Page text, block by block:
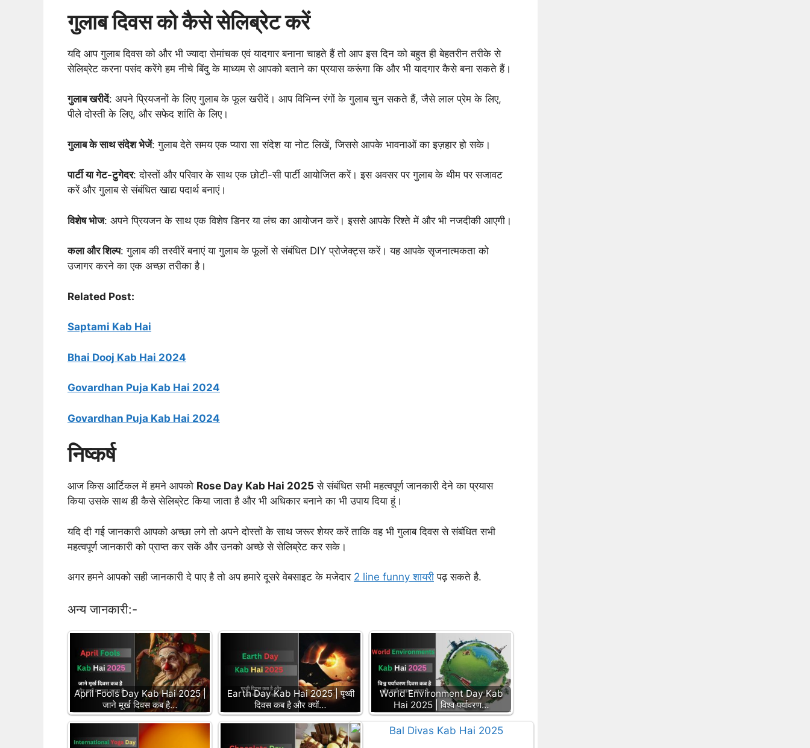
गुलाब दिवस को कैसे सेलिब्रेट करें
यदि आप गुलाब दिवस को और भी ज्यादा रोमांचक एवं यादगार बनाना चाहते हैं तो आप इस दिन को बहुत ही बेहतरीन तरीके से
सेलिब्रेट करना पसंद करेंगे हम नीचे बिंदु के माध्यम से आपको बताने का प्रयास करूंगा कि और भी यादगार कैसे बना सकते हैं।
गुलाब खरीदें: अपने प्रियजनों के लिए गुलाब के फूल खरीदें। आप विभिन्न रंगों के गुलाब चुन सकते हैं, जैसे लाल प्रेम के लिए,
पीले दोस्ती के लिए, और सफेद शांति के लिए।
गुलाब के साथ संदेश भेजें: गुलाब देते समय एक प्यारा सा संदेश या नोट लिखें, जिससे आपके भावनाओं का इज़हार हो सके।
पार्टी या गेट-टुगेदर: दोस्तों और परिवार के साथ एक छोटी-सी पार्टी आयोजित करें। इस अवसर पर गुलाब के थीम पर सजावट
करें और गुलाब से संबंधित खाद्य पदार्थ बनाएं।
विशेष भोज: अपने प्रियजन के साथ एक विशेष डिनर या लंच का आयोजन करें। इससे आपके रिश्ते में और भी नजदीकी आएगी।
कला और शिल्प: गुलाब की तस्वीरें बनाएं या गुलाब के फूलों से संबंधित DIY प्रोजेक्ट्स करें। यह आपके सृजनात्मकता को
उजागर करने का एक अच्छा तरीका है।
Related Post:
Saptami Kab Hai
Bhai Dooj Kab Hai 2024
Govardhan Puja Kab Hai 2024
Govardhan Puja Kab Hai 2024
निष्कर्ष
आज किस आर्टिकल में हमने आपको Rose Day Kab Hai 2025 से संबंधित सभी महत्वपूर्ण जानकारी देने का प्रयास
किया उसके साथ ही कैसे सेलिब्रेट किया जाता है और भी अधिकार बनाने का भी उपाय दिया हूं।
यदि दी गई जानकारी आपको अच्छा लगे तो अपने दोस्तों के साथ जरूर शेयर करें ताकि वह भी गुलाब दिवस से संबंधित सभी
महत्वपूर्ण जानकारी को प्राप्त कर सकें और उनको अच्छे से सेलिब्रेट कर सके।
अगर हमने आपको सही जानकारी दे पाए है तो अप हमारे दूसरे वेबसाइट के मजेदार 2 line funny शायरी पढ़ सकते है.
अन्य जानकारी:-
April Fools Day Kab Hai 2025 |
जाने मूर्ख दिवस कब है…
Earth Day Kab Hai 2025 | पृथ्वी
दिवस कब है और क्यों…
World Environment Day Kab
Hai 2025 | विश्व पर्यावरण…